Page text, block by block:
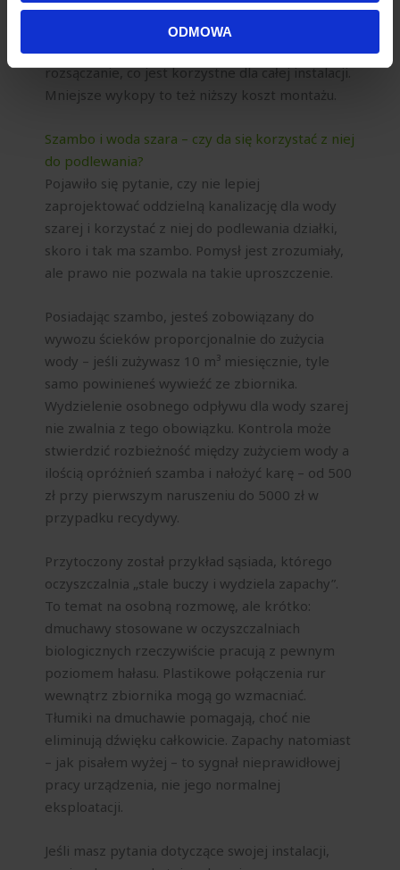
otrzymanymi od Ciebie lub uzyskanymi podczas
korzystania z ich usług.ODMOWA
rura z domu oznacza płytszy montaż samej
oczyszczalni – standardowe zagłębienie to 40-60
cm – a to z kolei przekłada się na płytsze
rozsączanie, co jest korzystne dla całej instalacji.
Mniejsze wykopy to też niższy koszt montażu.
Szambo i woda szara – czy da się korzystać z niej
do podlewania?
Pojawiło się pytanie, czy nie lepiej
zaprojektować oddzielną kanalizację dla wody
szarej i korzystać z niej do podlewania działki,
skoro i tak ma szambo. Pomysł jest zrozumiały,
ale prawo nie pozwala na takie uproszczenie.
Posiadając szambo, jesteś zobowiązany do
wywozu ścieków proporcjonalnie do zużycia
wody – jeśli zużywasz 10 m³ miesięcznie, tyle
samo powinieneś wywieźć ze zbiornika.
Wydzielenie osobnego odpływu dla wody szarej
nie zwalnia z tego obowiązku. Kontrola może
stwierdzić rozbieżność między zużyciem wody a
ilością opróżnień szamba i nałożyć karę – od 500
zł przy pierwszym naruszeniu do 5000 zł w
przypadku recydywy.
Przytoczony został przykład sąsiada, którego
oczyszczalnia „stale buczy i wydziela zapachy”.
To temat na osobną rozmowę, ale krótko:
dmuchawy stosowane w oczyszczalniach
biologicznych rzeczywiście pracują z pewnym
poziomem hałasu. Plastikowe połączenia rur
wewnątrz zbiornika mogą go wzmacniać.
Tłumiki na dmuchawie pomagają, choć nie
eliminują dźwięku całkowicie. Zapachy natomiast
– jak pisałem wyżej – to sygnał nieprawidłowej
pracy urządzenia, nie jego normalnej
eksploatacji.
Jeśli masz pytania dotyczące swojej instalacji,